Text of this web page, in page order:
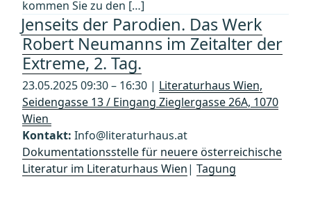
kommen Sie zu den […]
Jenseits der Parodien. Das Werk
Robert Neumanns im Zeitalter der
Extreme, 2. Tag.
23.05.2025 09:30 – 16:30 | Literaturhaus Wien,
Seidengasse 13 / Eingang Zieglergasse 26A, 1070
Wien
Kontakt: Info@literaturhaus.at
Dokumentationsstelle für neuere österreichische
Literatur im Literaturhaus Wien| Tagung